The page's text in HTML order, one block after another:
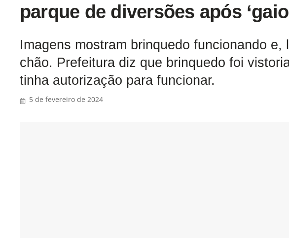
parque de diversões após
Imagens mostram brinquedo funcionando
chão. Prefeitura diz que brinquedo foi
tinha autorização para funcionar.
5 de fevereiro de 2024